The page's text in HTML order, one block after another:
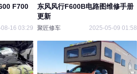
F700
16 03:29
东风风行F600B电路图维修手册
更新
聚匠修车 2025-05-09 01:58